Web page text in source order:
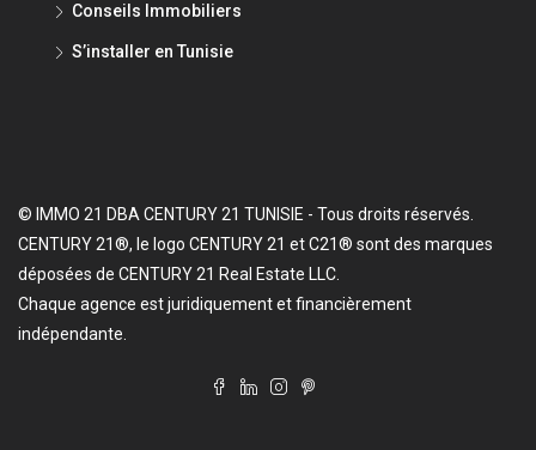
Conseils Immobiliers
S’installer en Tunisie
© IMMO 21 DBA CENTURY 21 TUNISIE - Tous droits réservés.
CENTURY 21®, le logo CENTURY 21 et C21® sont des marques
déposées de CENTURY 21 Real Estate LLC.
Chaque agence est juridiquement et financièrement
indépendante.